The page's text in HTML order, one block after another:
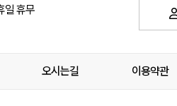
일 휴무
오시는길 이용약관